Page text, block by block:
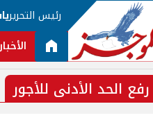
رئيس التحرير
رفع الحد الأدنى للأجور